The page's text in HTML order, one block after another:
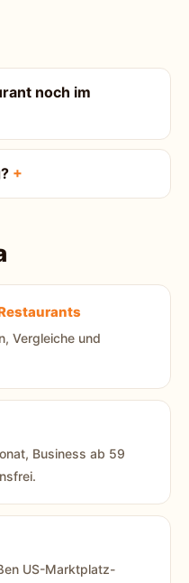
noch im
Vergleiche und
Business ab 59
US-Marktplatz-